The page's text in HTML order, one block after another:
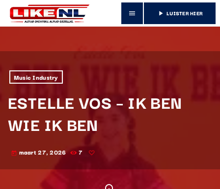
menu play_arrow LUISTER HIER
Music Industry
ESTELLE VOS – IK BEN
WIE IK BEN
today maart 27, 2026 7